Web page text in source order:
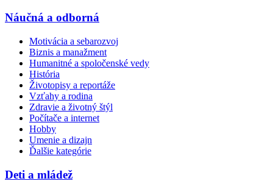
Náučná a odborná
Motivácia a sebarozvoj
Biznis a manažment
Humanitné a spoločenské vedy
História
Životopisy a reportáže
Vzťahy a rodina
Zdravie a životný štýl
Počítače a internet
Hobby
Umenie a dizajn
Ďalšie kategórie
Deti a mládež